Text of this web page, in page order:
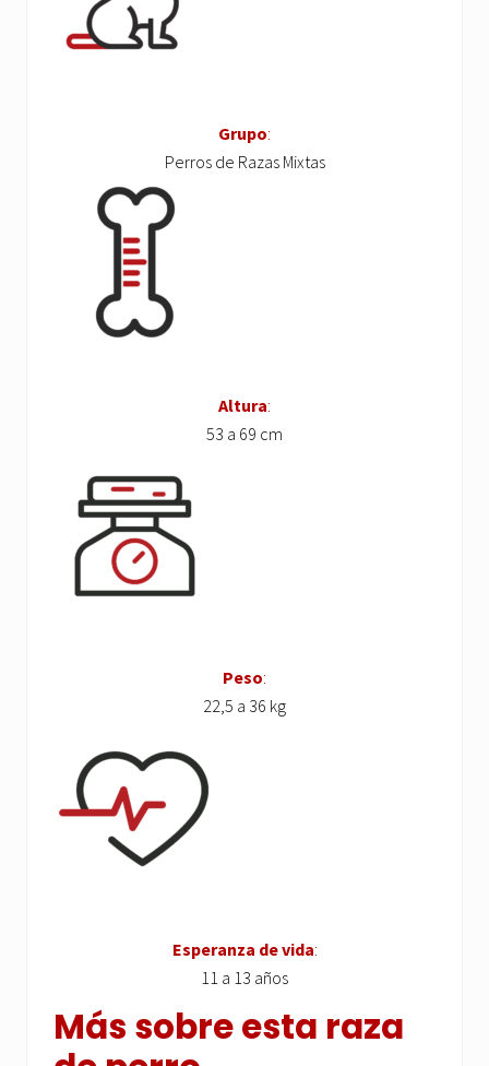
Grupo:
Perros de Razas Mixtas
Altura:
53 a 69 cm
Peso:
22,5 a 36 kg
Esperanza de vida:
11 a 13 años
Más sobre esta raza